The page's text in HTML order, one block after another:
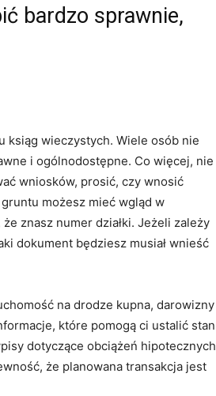
bardzo sprawnie,
ksiąg wieczystych. Wiele osób nie
i ogólnodostępne. Co więcej, nie
wniosków, prosić, czy wnosić
możesz mieć wgląd w
znasz numer działki. Jeżeli zależy
dokument będziesz musiał wnieść
na drodze kupna, darowizny
które pomogą ci ustalić stan
dotyczące obciążeń hipotecznych
że planowana transakcja jest